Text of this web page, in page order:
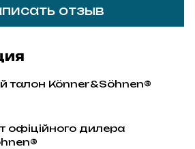
отзыв
талон Könner&Söhnen®
офіційного дилера